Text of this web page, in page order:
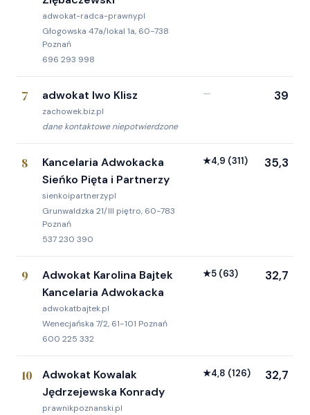
adwokat-radca-prawny.pl
Głogowska 47a/lokal 1a, 60-738
Poznań
696 293 998
7 adwokat Iwo Klisz
zachowek.biz.pl
dane kontaktowe niepotwierdzone
— 39
8
Kancelaria Adwokacka
Sieńko Pięta i Partnerzy
sienkoipartnerzy.pl
Grunwaldzka 21/III piętro, 60-783
Poznań
537 230 390
★4,9 (311) 35,3
9
Adwokat Karolina Bajtek
Kancelaria Adwokacka
adwokatbajtek.pl
Wenecjańska 7/2, 61-101 Poznań
600 225 332
★5 (63) 32,7
10
Adwokat Kowalak
Jędrzejewska Konrady
prawnikpoznanski.pl
★4,8 (126) 32,7